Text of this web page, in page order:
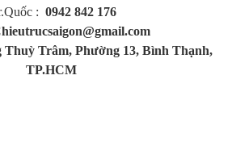
: 0942 842 176
Thuỳ Trâm, Phường 13, Bình Thạnh,
TP.HCM